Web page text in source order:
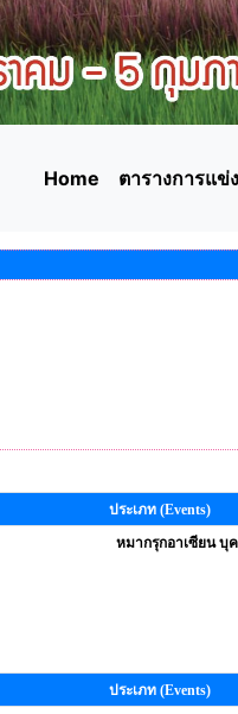
Home ตารางการแข่
ประเภท (Events)
หมากรุกอาเซียน บุ
ประเภท (Events)